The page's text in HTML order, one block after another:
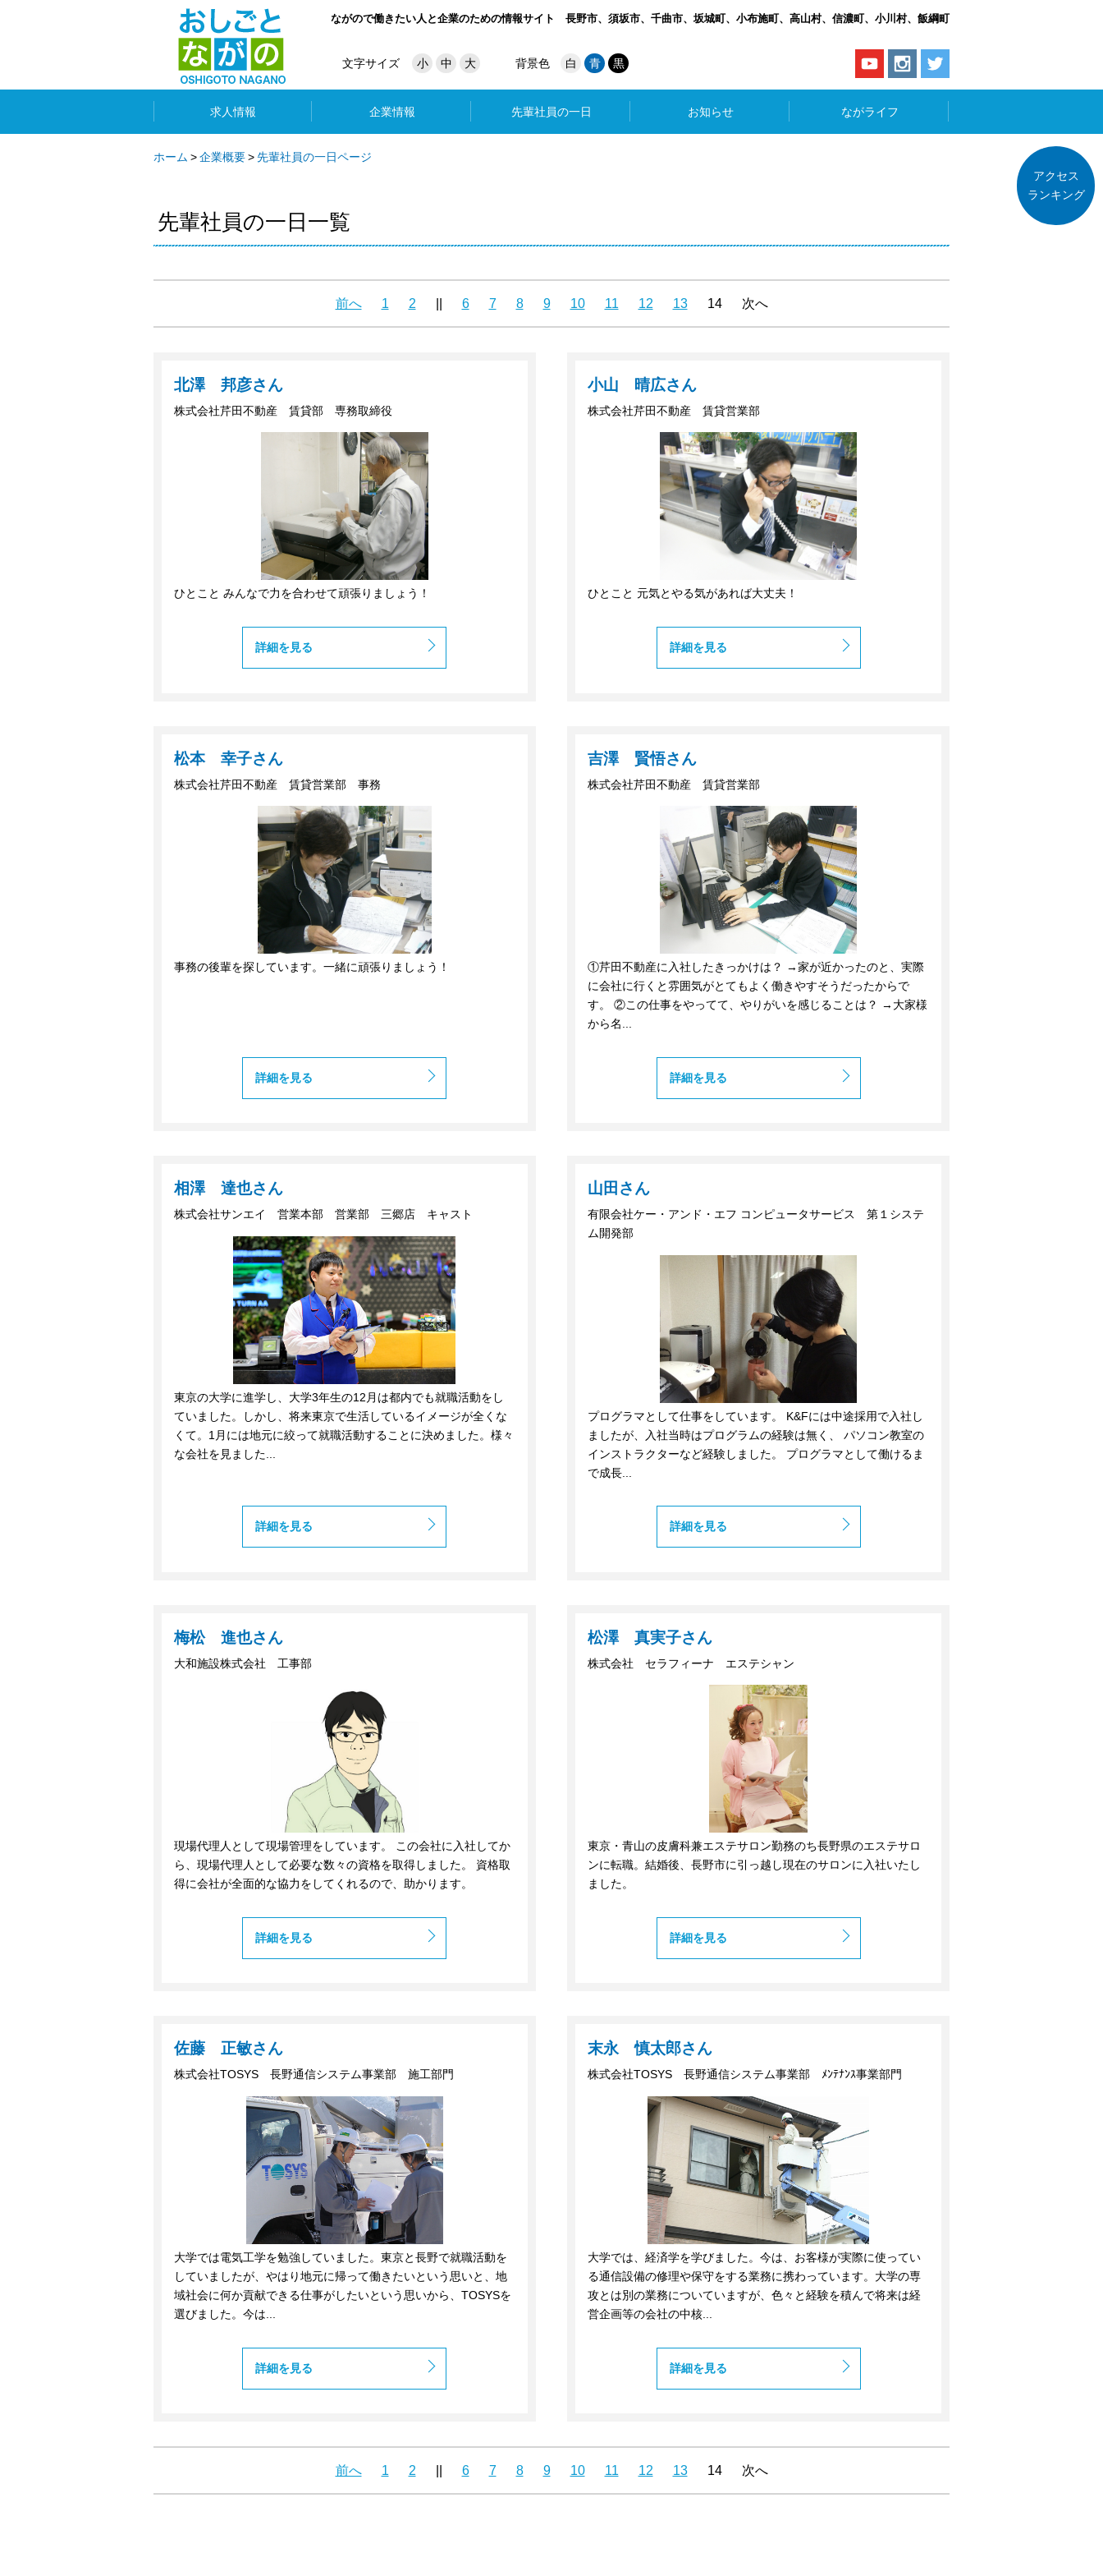
ながので働きたい人と企業のための情報サイト 長野市、須坂市、千曲市、坂城町、小布施町、高山村、信濃町、小川村、飯綱町
文字サイズ 小 中 大 背景色 白 青 黒
求人情報 企業情報 先輩社員の一日 お知らせ ながライフ
ホーム 企業概要 先輩社員の一日ページ
先輩社員の一日一覧
前へ 1 2 6 7 8 9 10 11 12 13 14 次へ
北澤 邦彦さん
株式会社芹田不動産 賃貸部 専務取締役
ひとこと みんなで力を合わせて頑張りましょう！
詳細を見る
小山 晴広さん
株式会社芹田不動産 賃貸営業部
ひとこと 元気とやる気があれば大丈夫！
詳細を見る
松本 幸子さん
株式会社芹田不動産 賃貸営業部 事務
事務の後輩を探しています。一緒に頑張りましょう！
詳細を見る
吉澤 賢悟さん
株式会社芹田不動産 賃貸営業部
①芹田不動産に入社したきっかけは？ →家が近かったのと、実際
に会社に行くと雰囲気がとてもよく働きやすそうだったからで
す。 ②この仕事をやってて、やりがいを感じることは？ →大家様
から名...
詳細を見る
相澤 達也さん
株式会社サンエイ 営業本部 営業部 三郷店 キャスト
東京の大学に進学し、大学3年生の12月は都内でも就職活動をし
ていました。しかし、将来東京で生活しているイメージが全くな
くて。1月には地元に絞って就職活動することに決めました。様々
な会社を見ました...
詳細を見る
山田さん
有限会社ケー・アンド・エフ コンピュータサービス 第１システ
ム開発部
プログラマとして仕事をしています。 K&Fには中途採用で入社し
ましたが、入社当時はプログラムの経験は無く、 パソコン教室の
インストラクターなど経験しました。 プログラマとして働けるま
で成長...
詳細を見る
梅松 進也さん
大和施設株式会社 工事部
現場代理人として現場管理をしています。 この会社に入社してか
ら、現場代理人として必要な数々の資格を取得しました。 資格取
得に会社が全面的な協力をしてくれるので、助かります。
詳細を見る
松澤 真実子さん
株式会社 セラフィーナ エステシャン
東京・青山の皮膚科兼エステサロン勤務のち長野県のエステサロ
ンに転職。結婚後、長野市に引っ越し現在のサロンに入社いたし
ました。
詳細を見る
佐藤 正敏さん
株式会社TOSYS 長野通信システム事業部 施工部門
大学では電気工学を勉強していました。東京と長野で就職活動を
していましたが、やはり地元に帰って働きたいという思いと、地
域社会に何か貢献できる仕事がしたいという思いから、TOSYSを
選びました。今は...
詳細を見る
末永 慎太郎さん
株式会社TOSYS 長野通信システム事業部 ﾒﾝﾃﾅﾝｽ事業部門
大学では、経済学を学びました。今は、お客様が実際に使ってい
る通信設備の修理や保守をする業務に携わっています。大学の専
攻とは別の業務についていますが、色々と経験を積んで将来は経
営企画等の会社の中核...
詳細を見る
前へ 1 2 6 7 8 9 10 11 12 13 14 次へ
アクセス
ランキング